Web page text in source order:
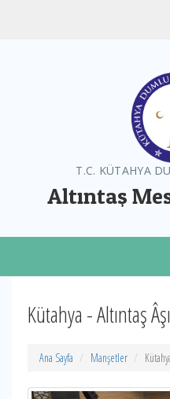
T.C. KÜTAHYA
Altıntaş
Kütahya - Altıntaş
Ana Sayfa Manşetler